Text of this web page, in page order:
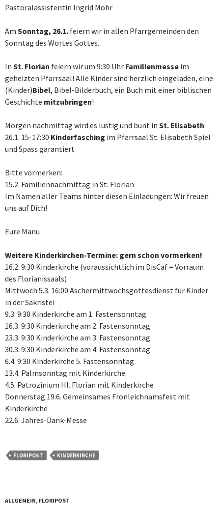
Pastoralassistentin Ingrid Mohr
Am Sonntag, 26.1. feiern wir in allen Pfarrgemeinden den
Sonntag des Wortes Gottes.
In St. Florian feiern wir um 9:30 Uhr Familienmesse im
geheizten Pfarrsaal! Alle Kinder sind herzlich eingeladen, eine
(Kinder)Bibel, Bibel-Bilderbuch, ein Buch mit einer biblischen
Geschichte mitzubringen!
Morgen nachmittag wird es lustig und bunt in St. Elisabeth:
26.1. 15-17:30 Kinderfasching im Pfarrsaal St. Elisabeth Spiel
und Spass garantiert
Bitte vormerken:
15.2. Familiennachmittag in St. Florian
Im Namen aller Teams hinter diesen Einladungen: Wir freuen
uns auf Dich!
Eure Manu
Weitere Kinderkirchen-Termine: gern schon vormerken!
16.2. 9:30 Kinderkirche (voraussichtlich im DisCaf = Vorraum
des Florianissaals)
Mittwoch 5.3. 16:00 Aschermittwochsgottesdienst für Kinder
in der Sakristei
9.3. 9:30 Kinderkirche am 1. Fastensonntag
16.3. 9:30 Kinderkirche am 2. Fastensonntag
23.3. 9:30 Kinderkirche am 3. Fastensonntag
30.3. 9:30 Kinderkirche am 4. Fastensonntag
6.4. 9:30 Kinderkirche 5. Fastensonntag
13.4. Palmsonntag mit Kinderkirche
4.5. Patrozinium Hl. Florian mit Kinderkirche
Donnerstag 19.6. Gemeinsames Fronleichnamsfest mit
Kinderkirche
22.6. Jahres-Dank-Messe
FLORIPOST KINDERKIRCHE
ALLGEMEIN, FLORIPOST